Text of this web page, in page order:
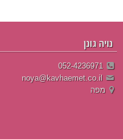
נויה גונן
052-4236971
noya@kavhaemet.co.il
מפה